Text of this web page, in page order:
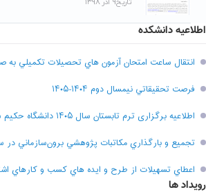
اطلاعیه دانشکده
انتقال ساعت امتحان آزمون هاي تحصيلات تکميلي به
فرصت تحقيقاتي نیمسال دوم ۱۴۰۴-۱۴۰۵
اطلاعیه برگزاری ترم تابستان سال ۱۴۰۵ دانشگاه حکیم سبزواری
تجميع و بارگذاري مکاتبات پژوهشي برون‌سازماني در
اعطاي تسهيلات از طرح و ايده هاي کسب و کارهاي
رویداد ها